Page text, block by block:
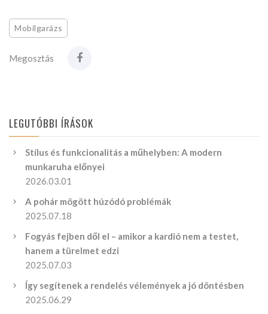
Mobilgarázs
Megosztás
LEGUTÓBBI ÍRÁSOK
Stílus és funkcionalitás a műhelyben: A modern
munkaruha előnyei
2026.03.01
A pohár mögött húzódó problémák
2025.07.18
Fogyás fejben dől el – amikor a kardió nem a testet,
hanem a türelmet edzi
2025.07.03
Így segítenek a rendelés vélemények a jó döntésben
2025.06.29